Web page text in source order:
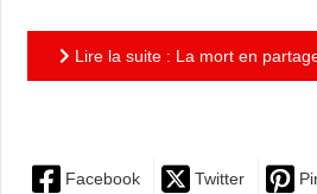
Lire la suite : La mort en
Facebook Twitter